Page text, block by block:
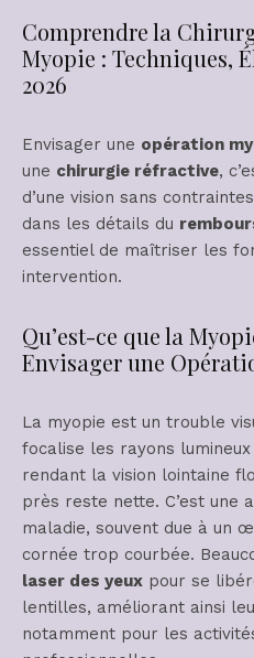
Comprendre la
Myopie : Techniques,
2026
Envisager une opération
une chirurgie réfractive,
d’une vision sans
dans les détails du
essentiel de maîtriser les
intervention.
Qu’est-ce que la
Envisager une
La myopie est un trouble
focalise les rayons
rendant la vision lointaine
près reste nette. C’est une
maladie, souvent due à un
cornée trop courbée.
laser des yeux pour se
lentilles, améliorant ainsi
notamment pour les